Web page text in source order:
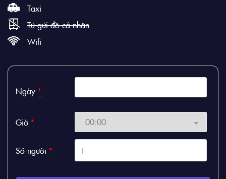
Taxi
Tủ gửi đồ cá nhân
Wifi
Ngày *
Giờ *
Số người *